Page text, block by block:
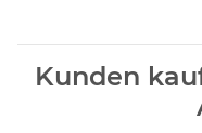
Kunden